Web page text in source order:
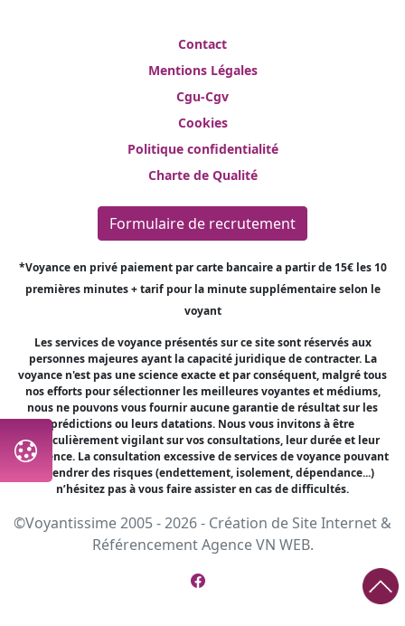
Contact
Mentions Légales
Cgu-Cgv
Cookies
Politique confidentialité
Charte de Qualité
Formulaire de recrutement
*Voyance en privé paiement par carte bancaire a partir de 15€ les 10
premières minutes + tarif pour la minute supplémentaire selon le
voyant
Les services de voyance présentés sur ce site sont réservés aux
personnes majeures ayant la capacité juridique de contracter. La
voyance n'est pas une science exacte et par conséquent, malgré tous
nos efforts pour sélectionner les meilleures voyantes et médiums,
nous ne pouvons vous fournir aucune garantie de résultat sur les
prédictions ou leurs datations. Nous vous invitons à être
particulièrement vigilant sur vos consultations, leur durée et leur
fréquence. La consultation excessive de services de voyance pouvant
engendrer des risques (endettement, isolement, dépendance...)
n’hésitez pas à vous faire assister en cas de difficultés.
©Voyantissime 2005 - 2026 - Création de Site Internet &
RéférencementAgence VN WEB.